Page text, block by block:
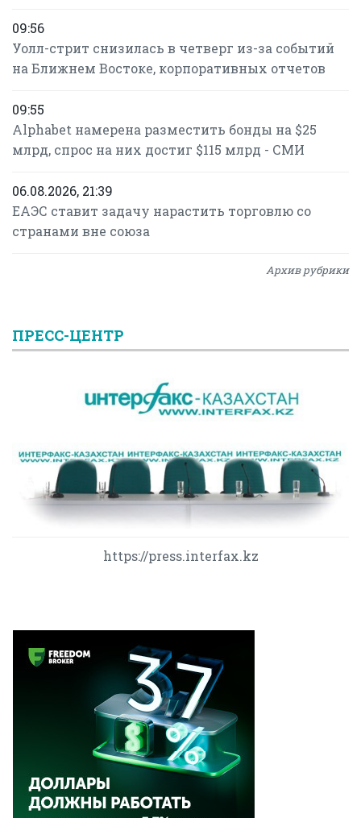
09:56
Уолл-стрит снизилась в четверг из-за событий
на Ближнем Востоке, корпоративных отчетов
09:55
Alphabet намерена разместить бонды на $25
млрд, спрос на них достиг $115 млрд - СМИ
06.08.2026, 21:39
ЕАЭС ставит задачу нарастить торговлю со
странами вне союза
Архив рубрики
ПРЕСС-ЦЕНТР
https://press.interfax.kz